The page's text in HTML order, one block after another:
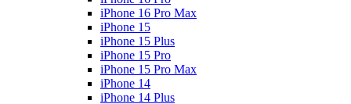
iPhone 16 Pro Max
iPhone 15
iPhone 15 Plus
iPhone 15 Pro
iPhone 15 Pro Max
iPhone 14
iPhone 14 Plus